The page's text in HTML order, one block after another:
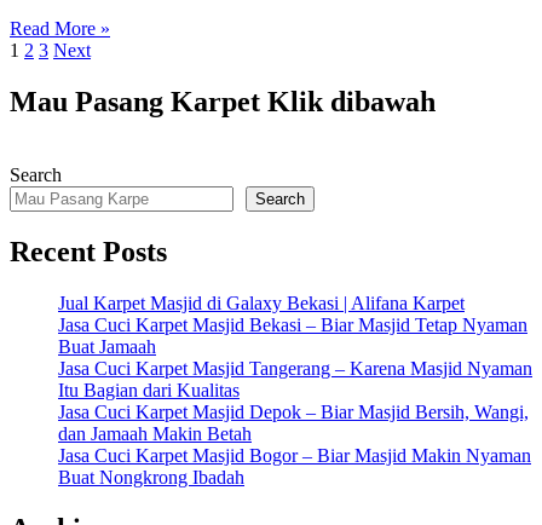
Read More »
Posts
pagination
1 2 3 Next
Mau Pasang Karpet Klik dibawah
Search
Search
Recent Posts
Jual Karpet Masjid di Galaxy Bekasi | Alifana Karpet
Jasa Cuci Karpet Masjid Bekasi – Biar Masjid Tetap Nyaman
Buat Jamaah
Jasa Cuci Karpet Masjid Tangerang – Karena Masjid Nyaman
Itu Bagian dari Kualitas
Jasa Cuci Karpet Masjid Depok – Biar Masjid Bersih, Wangi,
dan Jamaah Makin Betah
Jasa Cuci Karpet Masjid Bogor – Biar Masjid Makin Nyaman
Buat Nongkrong Ibadah